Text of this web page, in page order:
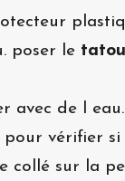
poser le
avec de l eau.
pour vérifier si
collé sur la